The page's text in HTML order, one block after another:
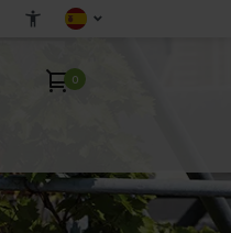
0